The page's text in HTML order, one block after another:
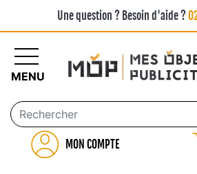
Une question ? Besoin d'aide ?
MON COMPTE
MENU